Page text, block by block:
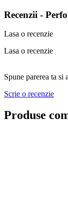
Recenzii -
Lasa o recenzie
Lasa o recenzie
Spune parerea ta si
Scrie o recenzie
Produse